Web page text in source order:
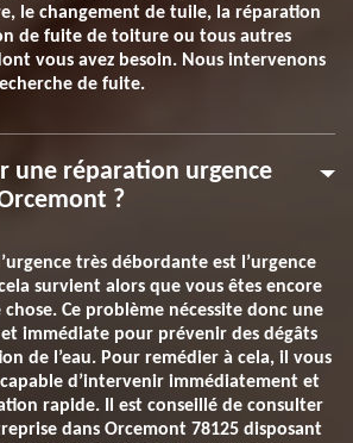
le changement de tuile, la réparation
de fuite de toiture ou tous autres
vous avez besoin. Nous intervenons
de fuite.
une réparation urgence
?
très débordante est l’urgence
survient alors que vous êtes encore
Ce problème nécessite donc une
immédiate pour prévenir des dégâts
de l’eau. Pour remédier à cela, il vous
d’intervenir immédiatement et
rapide. Il est conseillé de consulter
dans Orcemont 78125 disposant